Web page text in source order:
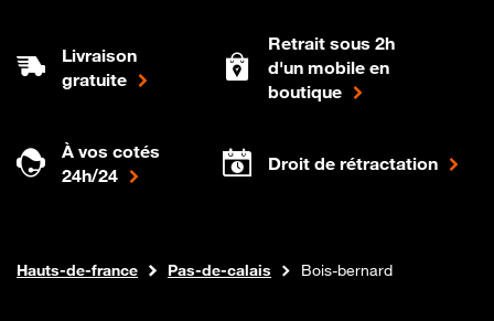
Livraison
gratuite
Retrait sous 2h
d'un mobile en
boutique
À vos cotés
24h/24
Droit de rétractation
Boutique Orange
Internet fibre
Hauts-de-france Pas-de-calais Bois-bernard